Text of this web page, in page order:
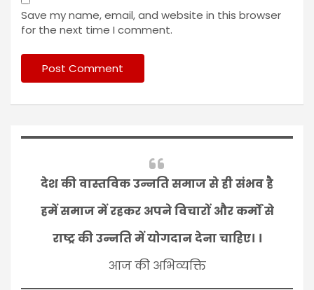
Save my name, email, and website in this browser
for the next time I comment.
देश की वास्तविक उन्नति समाज से ही संभव है
हमें समाज में रहकर अपने विचारों और कर्मों से
राष्ट्र की उन्नति में योगदान देना चाहिए। ।
आज की अभिव्यक्ति